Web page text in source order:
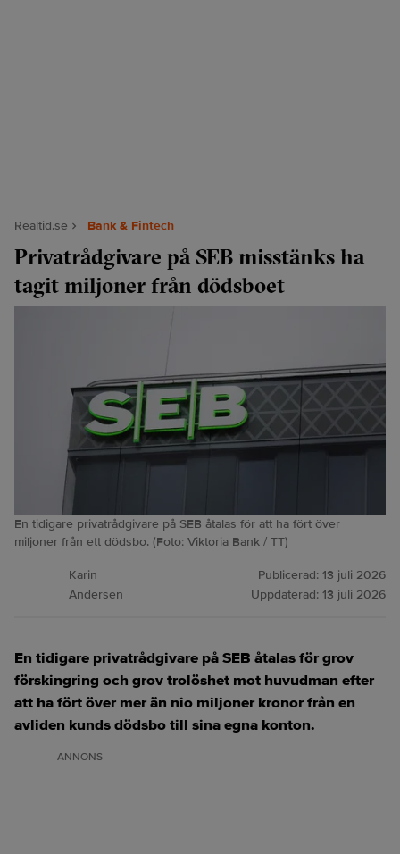
Realtid.se Bank & Fintech
Privatrådgivare på SEB misstänks ha
tagit miljoner från dödsboet
En tidigare privatrådgivare på SEB åtalas för att ha fört över
miljoner från ett dödsbo. (Foto: Viktoria Bank / TT)
Karin
Andersen
Publicerad: 13 juli 2026
Uppdaterad: 13 juli 2026
En tidigare privatrådgivare på SEB åtalas för grov
förskingring och grov trolöshet mot huvudman efter
att ha fört över mer än nio miljoner kronor från en
avliden kunds dödsbo till sina egna konton.
ANNONS